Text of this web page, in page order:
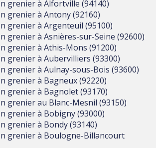
grenier à Alfortville (94140)
grenier à Antony (92160)
grenier à Argenteuil (95100)
grenier à Asnières-sur-Seine (92600)
grenier à Athis-Mons (91200)
grenier à Aubervilliers (93300)
grenier à Aulnay-sous-Bois (93600)
grenier à Bagneux (92220)
grenier à Bagnolet (93170)
grenier au Blanc-Mesnil (93150)
grenier à Bobigny (93000)
grenier à Bondy (93140)
grenier à Boulogne-Billancourt